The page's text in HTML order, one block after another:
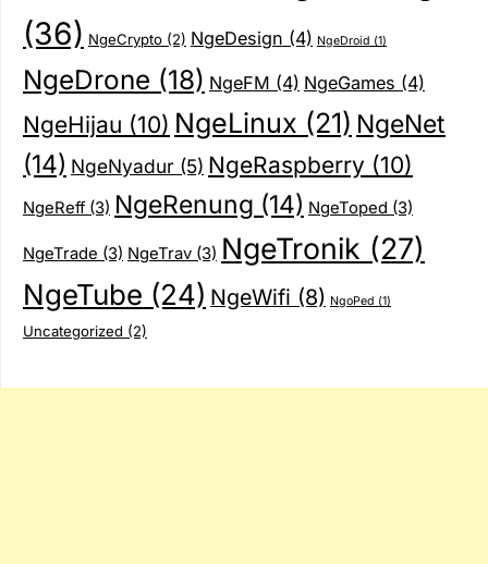
(36) NgeCrypto (2) NgeDesign (4) NgeDroid (1)
NgeDrone (18) NgeFM (4) NgeGames (4)
NgeHijau (10) NgeLinux (21) NgeNet
(14) NgeNyadur (5) NgeRaspberry (10)
NgeReff (3) NgeRenung (14) NgeToped (3)
NgeTrade (3) NgeTrav (3) NgeTronik (27)
NgeTube (24) NgeWifi (8) NgoPed (1)
Uncategorized (2)